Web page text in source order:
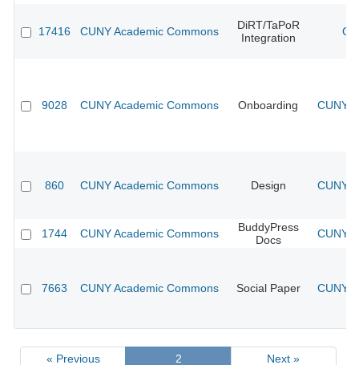
17416 CUNY Academic Commons
DiRT/TaPoR
Integration
9028 CUNY Academic Commons Onboarding CUNY
860 CUNY Academic Commons Design CUNY
1744 CUNY Academic Commons
BuddyPress
Docs
CUNY
7663 CUNY Academic Commons Social Paper CUNY
« Previous 2 Next »